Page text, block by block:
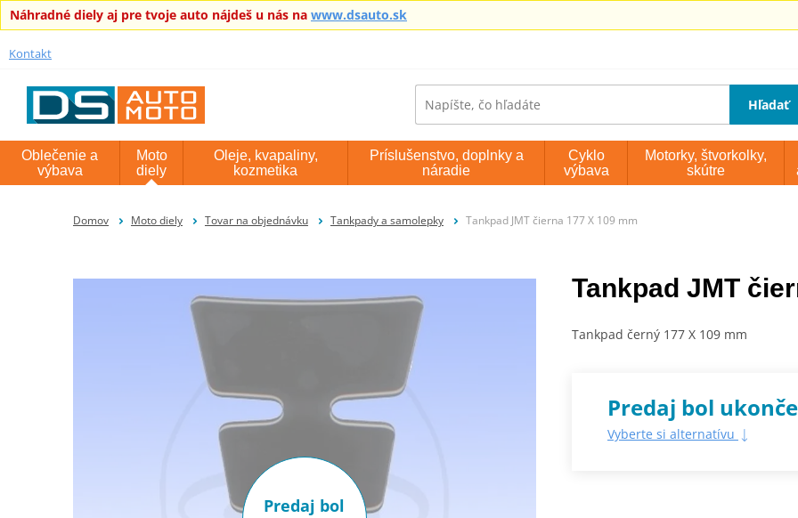
Náhradné diely aj pre tvoje auto nájdeš u nás na www.dsauto.sk
Kontakt
Hľadať
Oblečenie a
výbava
Moto
diely
Oleje, kvapaliny,
kozmetika
Príslušenstvo, doplnky a
náradie
Cyklo
výbava
Motorky, štvorkolky,
skútre
Domov Moto diely Tovar na objednávku Tankpady a samolepky Tankpad JMT čierna 177 X 109 mm
Predaj bol
Tankpad JMT
Tankpad černý 177 X 109 mm
Predaj bol
Vyberte si alternatívu